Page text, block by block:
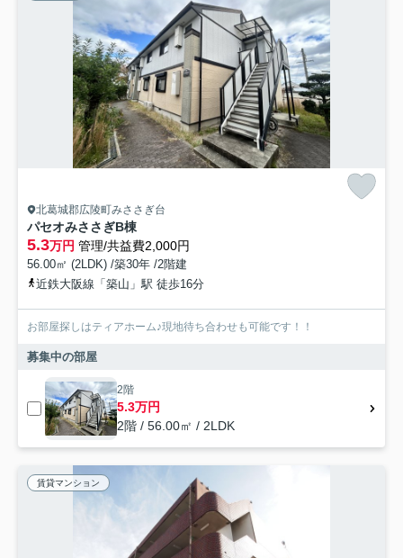
北葛城郡広陵町みささぎ台
パセオみささぎB棟
5.3万円 管理/共益費2,000円
56.00㎡ (2LDK) /築30年 /2階建
近鉄大阪線「築山」駅 徒歩16分
お部屋探しはティアホーム♪現地待ち合わせも可能です！！
募集中の部屋
2階
5.3万円
2階 / 56.00㎡ / 2LDK
賃貸マンション